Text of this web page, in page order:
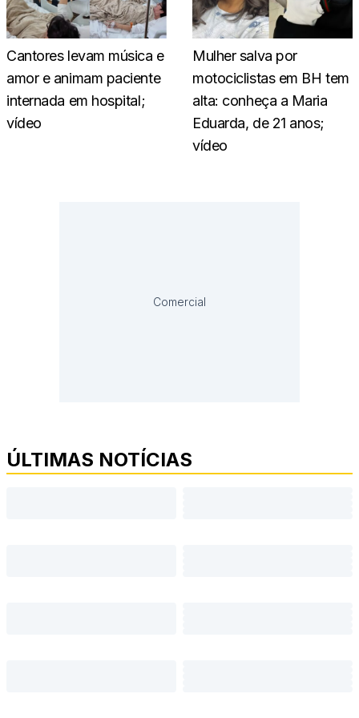
Cantores levam música e
amor e animam paciente
internada em hospital;
vídeo
Mulher salva por
motociclistas em BH tem
alta: conheça a Maria
Eduarda, de 21 anos;
vídeo
Comercial
ÚLTIMAS NOTÍCIAS